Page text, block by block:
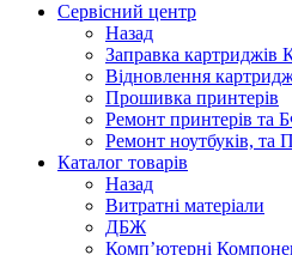
Сервісний центр
Назад
Заправка картриджів
Відновлення
Прошивка принтерів
Ремонт принтерів
Ремонт ноутбуків, та
Каталог товарів
Назад
Витратні матеріали
ДБЖ
Комп’ютерні